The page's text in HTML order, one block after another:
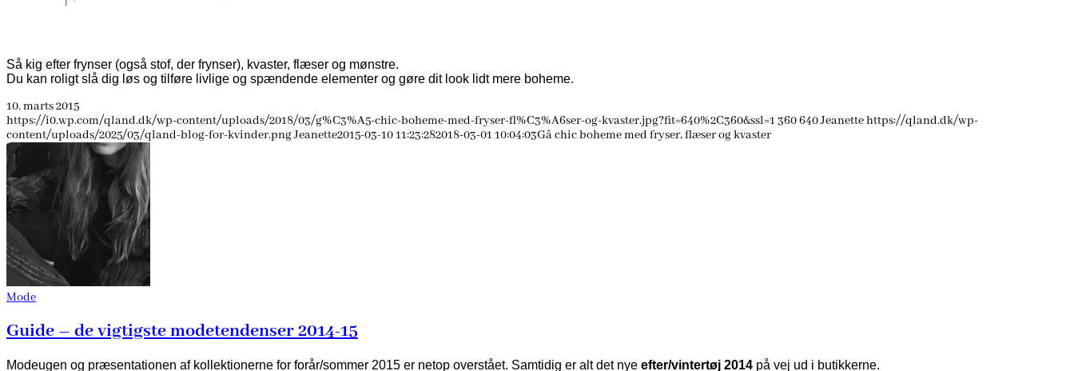
Så kig efter frynser (også stof, der frynser), kvaster, flæser og mønstre.
Du kan roligt slå dig løs og tilføre livlige og spændende elementer og gøre dit look lidt mere boheme.
10. marts 2015
https://i0.wp.com/qland.dk/wp-content/uploads/2018/03/g%C3%A5-chic-boheme-med-fryser-fl%C3%A6ser-og-kvaster.jpg?fit=640%2C360&ssl=1 360640Jeanettehttps://qland.dk/wp-
content/uploads/2025/03/qland-blog-for-kvinder.pngJeanette2015-03-10 11:23:282018-03-01 10:04:03Gå chic boheme med fryser, flæser og kvaster
Mode
Guide – de vigtigste modetendenser 2014-15
Modeugen og præsentationen af kollektionerne for forår/sommer 2015 er netop overstået. Samtidig er alt det nye efter/vintertøj 2014 på vej ud i butikkerne.